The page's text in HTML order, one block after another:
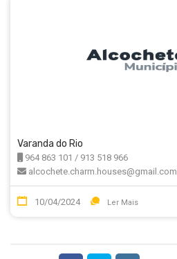
Varanda do Rio
964 863 101 / 913 518 966
alcochete.charm.houses@gmail.com
10/04/2024 Ler Mais